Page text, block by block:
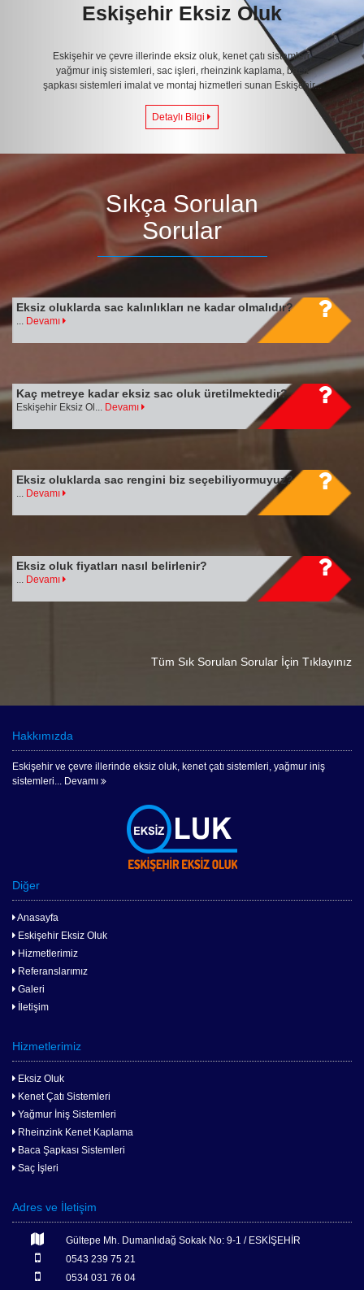
Eskişehir Eksiz Oluk
Eskişehir ve çevre illerinde eksiz oluk, kenet çatı sistemleri,
yağmur iniş sistemleri, sac işleri, rheinzink kaplama, baca
şapkası sistemleri imalat ve montaj hizmetleri sunan Eskişehir...
Detaylı Bilgi
Sıkça Sorulan
Sorular
Eksiz oluklarda sac kalınlıkları ne kadar olmalıdır?
... Devamı
Kaç metreye kadar eksiz sac oluk üretilmektedir?
Eskişehir Eksiz Ol... Devamı
Eksiz oluklarda sac rengini biz seçebiliyormuyuz?
... Devamı
Eksiz oluk fiyatları nasıl belirlenir?
... Devamı
Tüm Sık Sorulan Sorular İçin Tıklayınız
Hakkımızda
Eskişehir ve çevre illerinde eksiz oluk, kenet çatı sistemleri, yağmur iniş
sistemleri... Devamı
Diğer
Anasayfa
Eskişehir Eksiz Oluk
Hizmetlerimiz
Referanslarımız
Galeri
İletişim
Hizmetlerimiz
Eksiz Oluk
Kenet Çatı Sistemleri
Yağmur İniş Sistemleri
Rheinzink Kenet Kaplama
Baca Şapkası Sistemleri
Saç İşleri
Adres ve İletişim
Gültepe Mh. Dumanlıdağ Sokak No: 9-1 / ESKİŞEHİR
0543 239 75 21
0534 031 76 04